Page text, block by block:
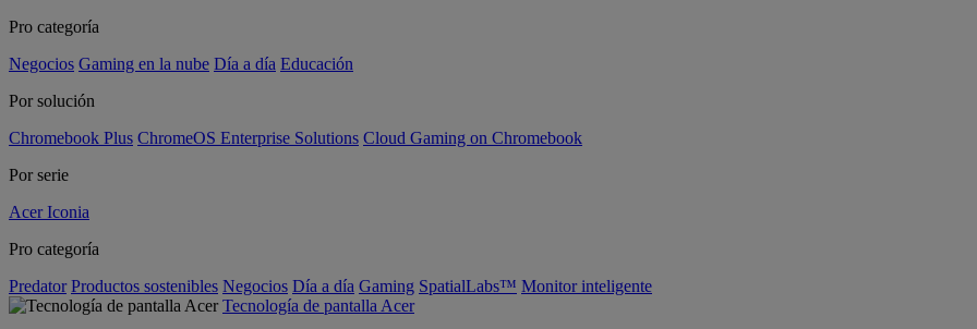
Pro categoría
Negocios Gaming en la nube Día a día Educación
Por solución
Chromebook Plus ChromeOS Enterprise Solutions Cloud Gaming on Chromebook
Por serie
Acer Iconia
Pro categoría
Predator Productos sostenibles Negocios Día a día Gaming SpatialLabs™ Monitor inteligente
Tecnología de pantalla Acer